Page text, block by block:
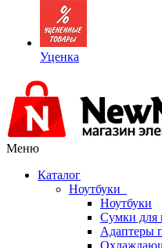
Уценка
Меню
Каталог
Ноутбуки
Ноутбуки
Сумки для
Адаптеры